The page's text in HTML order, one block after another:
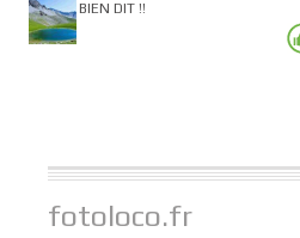
BIEN DIT !!
fotoloco.fr